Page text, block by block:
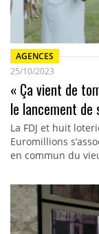
AGENCES
25/10/2023
« Ça vient de
le lancement de
La FDJ et huit
Euromillions
en commun du